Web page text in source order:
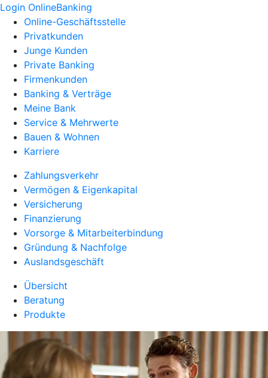
Login OnlineBanking
Online-Geschäftsstelle
Privatkunden
Junge Kunden
Private Banking
Firmenkunden
Banking & Verträge
Meine Bank
Service & Mehrwerte
Bauen & Wohnen
Karriere
Zahlungsverkehr
Vermögen & Eigenkapital
Versicherung
Finanzierung
Vorsorge & Mitarbeiterbindung
Gründung & Nachfolge
Auslandsgeschäft
Übersicht
Beratung
Produkte